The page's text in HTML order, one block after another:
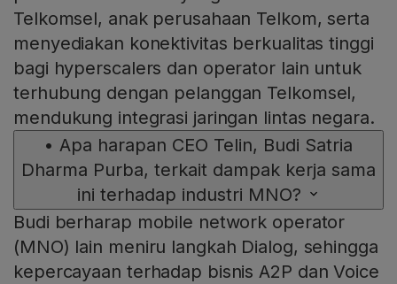
Telkomsel, anak perusahaan Telkom, serta
menyediakan konektivitas berkualitas tinggi
bagi hyperscalers dan operator lain untuk
terhubung dengan pelanggan Telkomsel,
mendukung integrasi jaringan lintas negara.
• Apa harapan CEO Telin, Budi Satria
Dharma Purba, terkait dampak kerja sama
ini terhadap industri MNO?
Budi berharap mobile network operator
(MNO) lain meniru langkah Dialog, sehingga
kepercayaan terhadap bisnis A2P dan Voice